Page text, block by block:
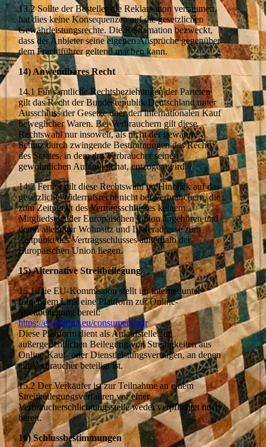
13.2 Sollte der Besteller die Reklamation versäumen,
hat dies keine Konsequenzen auf die gesetzlichen
Gewährleistungsrechte. Die Reklamation bezweckt,
dass der Anbieter seine eigenen Ansprüche gegenüber
dem Frachtführer geltend machen kann.
14) Anwendbares Recht
14.1 Für sämtliche Rechtsbeziehungen der Parteien
gilt das Recht der Bundesrepublik Deutschland unter
Ausschluss der Gesetze über den internationalen Kauf
beweglicher Waren. Bei Verbrauchern gilt diese
Rechtswahl nur insoweit, als nicht der gewährte
Schutz durch zwingende Bestimmungen des Rechts
des Staates, in dem der Verbraucher seinen
gewöhnlichen Aufenthalt hat, entzogen wird.
14.2 Ferner gilt diese Rechtswahl im Hinblick auf das
gesetzliche Widerrufsrecht nicht bei Verbrauchern, die
zum Zeitpunkt des Vertragsschlusses keinem
Mitgliedstaat der Europäischen Union angehören und
deren alleiniger Wohnsitz und Lieferadresse zum
Zeitpunkt des Vertragsschlusses außerhalb der
Europäischen Union liegen.
15) Alternative Streitbeilegung
15.1 Die EU-Kommission stellt im Internet unter
folgendem Link eine Plattform zur Online-
Streitbeilegung bereit:
https://ec.europa.eu/consumers/odr
Diese Plattform dient als Anlaufstelle zur
außergerichtlichen Beilegung von Streitigkeiten aus
Online-Kauf- oder Dienstleistungsverträgen, an denen
ein Verbraucher beteiligt ist.
15.2 Der Verkäufer ist zur Teilnahme an einem
Streitbeilegungsverfahren vor einer
Verbraucherschlichtungsstelle weder verpflichtet noch
bereit.
16) Schlussbestimmungen